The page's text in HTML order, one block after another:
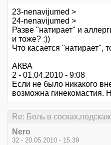
23-nenavijumed >
24-nenavijumed >
Разве "натирает" и
и тоже? :))
Что касается "натирает",
АКВА
2 - 01.04.2010 - 9:08
Если не было никакого
возможна гинекомастия.
Re: Боль в
Nero
32 - 20.05.2010 - 15:39